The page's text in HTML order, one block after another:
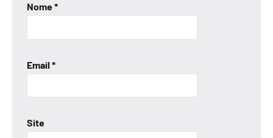
Nome*
Email *
Site